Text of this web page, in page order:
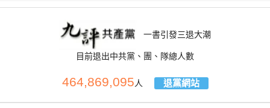
一書引發三退大潮
目前退出中共黨、團、隊總人數
464,869,095人 退黨網站